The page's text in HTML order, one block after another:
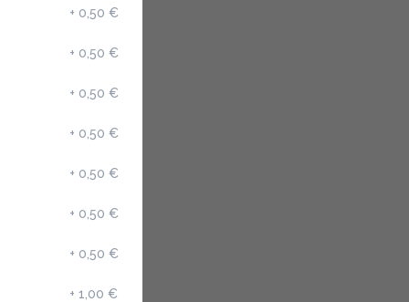
+ 0,50 €
+ 0,50 €
+ 0,50 €
+ 0,50 €
+ 0,50 €
+ 0,50 €
+ 0,50 €
+ 1,00 €